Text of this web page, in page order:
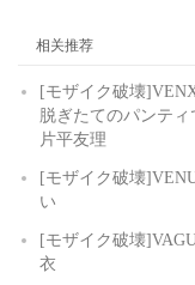
相关推荐
[モザイク破壊
脱ぎたてのパンテ
片平友理
[モザイク破壊
い
[モザイク破壊
衣